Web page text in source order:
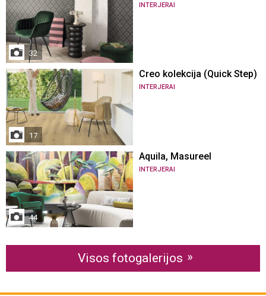
32
INTERJERAI
17
Creo kolekcija (Quick Step)
INTERJERAI
44
Aquila, Masureel
INTERJERAI
Visos fotogalerijos